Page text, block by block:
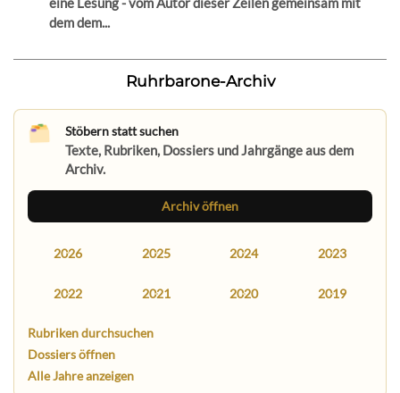
dem dem...
Ruhrbarone-Archiv
Stöbern statt suchen
Texte, Rubriken, Dossiers und Jahrgänge aus dem
Archiv.
Archiv öffnen
2026 2025 2024 2023
2022 2021 2020 2019
Rubriken durchsuchen
Dossiers öffnen
Alle Jahre anzeigen